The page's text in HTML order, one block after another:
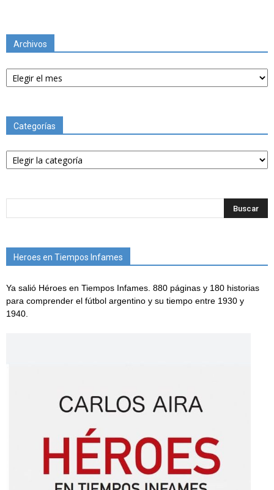
Archivos
Archivos
Categorías
Categorías
Heroes en Tiempos Infames
Ya salió Héroes en Tiempos Infames. 880 páginas y 180 historias
para comprender el fútbol argentino y su tiempo entre 1930 y
1940.